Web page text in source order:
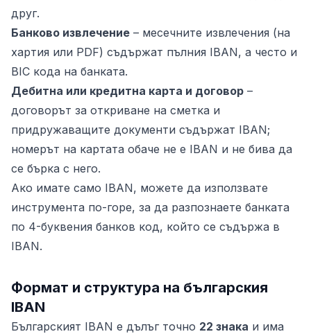
друг.
Банково извлечение – месечните извлечения (на
хартия или PDF) съдържат пълния IBAN, а често и
BIC кода на банката.
Дебитна или кредитна карта и договор –
договорът за откриване на сметка и
придружаващите документи съдържат IBAN;
номерът на картата обаче не е IBAN и не бива да
се бърка с него.
Ако имате само IBAN, можете да използвате
инструмента по-горе, за да разпознаете банката
по 4-буквения банков код, който се съдържа в
IBAN.
Формат и структура на българския
IBAN
Българският IBAN е дълъг точно 22 знака и има